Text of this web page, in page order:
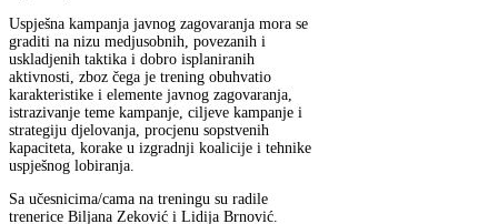
Uspješna kampanja javnog zagovaranja mora se
graditi na nizu medjusobnih, povezanih i
uskladjenih taktika i dobro isplaniranih
aktivnosti, zboz čega je trening obuhvatio
karakteristike i elemente javnog zagovaranja,
istrazivanje teme kampanje, ciljeve kampanje i
strategiju djelovanja, procjenu sopstvenih
kapaciteta, korake u izgradnji koalicije i tehnike
uspješnog lobiranja.
Sa učesnicima/cama na treningu su radile
trenerice Biljana Zeković i Lidija Brnović.